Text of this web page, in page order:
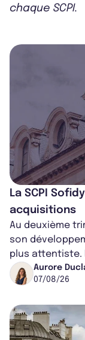
chaque SCPI.
La SCPI
acquisitions
Au deuxième
son
plus attentiste.
progresse de
Aurore
07/08/26